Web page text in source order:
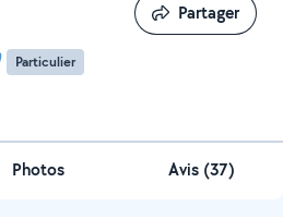
Particulier
Partager
Partager
Photos Avis (37)